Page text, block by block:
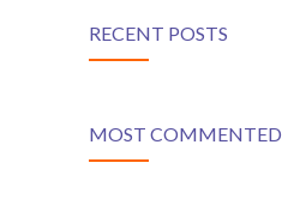
RECENT POSTS
MOST COMMENTED